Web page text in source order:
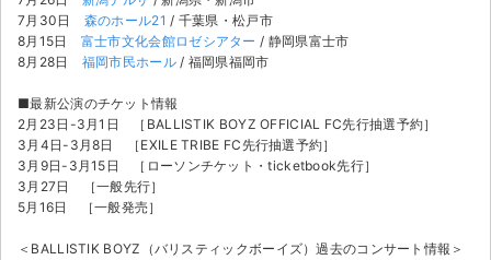
チケットジャム運営会社
チケットジャム利用規約
プライバシーポリシー
特定商取引法に基づく表記
公演登録依頼
7月30日 森のホール21 / 千葉県・松戸市
8月15日 富士市文化会館ロゼシアター / 静岡県富士市
8月28日 福岡市民ホール/ 福岡県福岡市
■最新公演のチケット情報
2月23日-3月1日 ［BALLISTIK BOYZ OFFICIAL FC先行抽選予約］
3月4日-3月8日 ［EXILE TRIBE FC先行抽選予約］
3月9日-3月15日 ［ローソンチケット・ticketbook先行］
3月27日 ［一般先行］
5月16日 ［一般発売］
＜BALLISTIK BOYZ（バリスティックボーイズ）過去のコンサート情報＞